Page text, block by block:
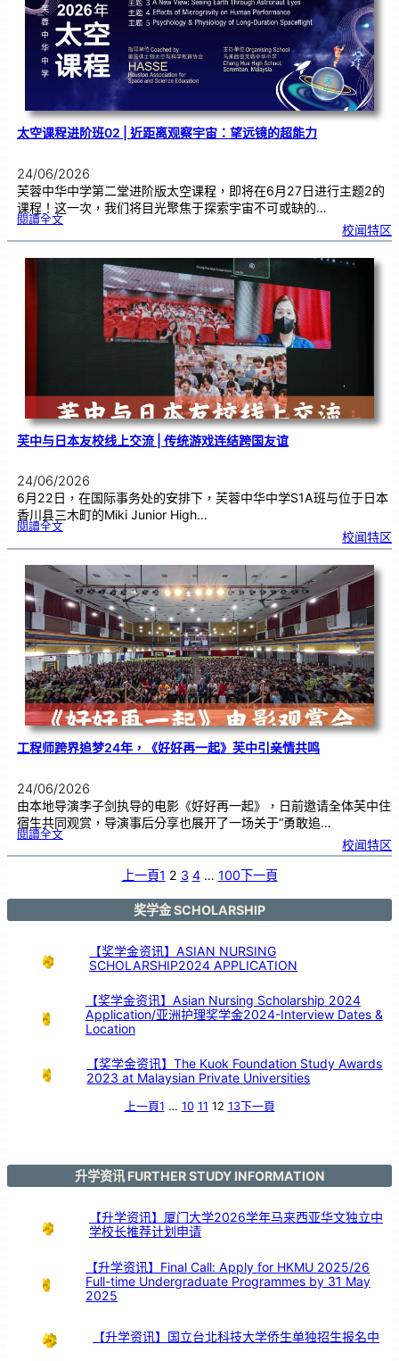
太空课程进阶班02 | 近距离观察宇宙：望远镜的超能力
24/06/2026
芙蓉中华中学第二堂进阶版太空课程，即将在6月27日进行主题2的
课程！这一次，我们将目光聚焦于探索宇宙不可或缺的…
閱讀全文:太
程
阶
班
校闻特区
芙中与日本友校线上交流 | 传统游戏连结跨国友谊
24/06/2026
6月22日，在国际事务处的安排下，芙蓉中华中学S1A班与位于日本
香川县三木町的Miki Junior High…
閱讀全文:芙
日
友
校
线
上
流
|传
统
游
戏
连
结
跨
国
友
谊
校闻特区
工程师跨界追梦24年，《好好再一起》芙中引亲情共鸣
24/06/2026
由本地导演李子剑执导的电影《好好再一起》，日前邀请全体芙中住
宿生共同观赏，导演事后分享也展开了一场关于“勇敢追…
閱讀全文:工
跨
，
好
校闻特区
上一頁1 2 3 4 … 100下一頁
奖学金 SCHOLARSHIP
【奖学金资讯】ASIAN NURSING
SCHOLARSHIP2024 APPLICATION
【奖学金资讯】Asian Nursing Scholarship 2024
Application/亚洲护理奖学金2024-Interview Dates &
Location
【奖学金资讯】The Kuok Foundation Study Awards
2023 at Malaysian Private Universities
上一頁1 … 10 11 12 13下一頁
升学资讯 FURTHER STUDY INFORMATION
【升学资讯】厦门大学2026学年马来西亚华文独立中
学校长推荐计划申请
【升学资讯】Final Call: Apply for HKMU 2025/26
Full-time Undergraduate Programmes by 31 May
2025
【升学资讯】国立台北科技大学侨生单独招生报名中